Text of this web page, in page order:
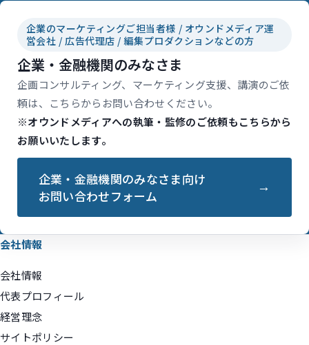
企業のマーケティングご担当者様 / オウンドメディア運
営会社 / 広告代理店 / 編集プロダクションなどの方
企業・金融機関のみなさま
企画コンサルティング、マーケティング支援、講演のご依
頼は、こちらからお問い合わせください。
※オウンドメディアへの執筆・監修のご依頼もこちらから
お願いいたします。
企業・金融機関のみなさま向け
お問い合わせフォーム
会社情報
会社情報
代表プロフィール
経営理念
サイトポリシー